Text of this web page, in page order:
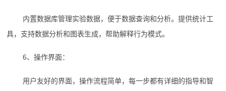
内置数据库管理实验数据，便于数据查询和分析。提供统计工
具，支持数据分析和图表生成，帮助解释行为模式。
6、操作界面：
用户友好的界面，操作流程简单，每一步都有详细的指导和智